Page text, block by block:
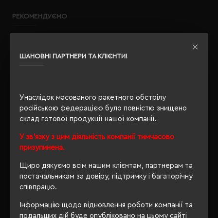
ШАНОВНІ ПАРТНЕРИ ТА КЛІЄНТИ!
Унаслідок масованого ракетного обстрілу
російською федерацією було повністю знищено
склад готової продукції нашої компанії.
У зв'язку з цим діяльність компанії тимчасово
призупинена.
Щиро дякуємо всім нашим клієнтам, партнерам та
постачальникам за довіру, підтримку і багаторічну
співпрацю.
Інформацію щодо відновлення роботи компанії та
подальших дій буде опубліковано на цьому сайті
РЕКОМЕНДУЄМО